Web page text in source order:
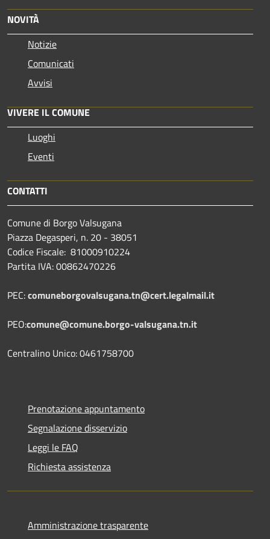
NOVITÀ
Notizie
Comunicati
Avvisi
VIVERE IL COMUNE
Luoghi
Eventi
CONTATTI
Comune di Borgo Valsugana
Piazza Degasperi, n. 20 - 38051
Codice Fiscale: 81000910224
Partita IVA: 00862470226
PEC:comuneborgovalsugana.tn@cert.legalmail.it
PEO:comune@comune.borgo-valsugana.tn.it
Centralino Unico: 0461758700
Prenotazione appuntamento
Segnalazione disservizio
Leggi le FAQ
Richiesta assistenza
Amministrazione trasparente